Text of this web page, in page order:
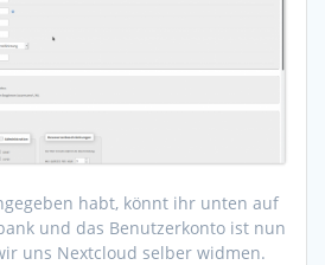
habt, könnt ihr unten auf
und das Benutzerkonto ist nun
uns Nextcloud selber widmen.